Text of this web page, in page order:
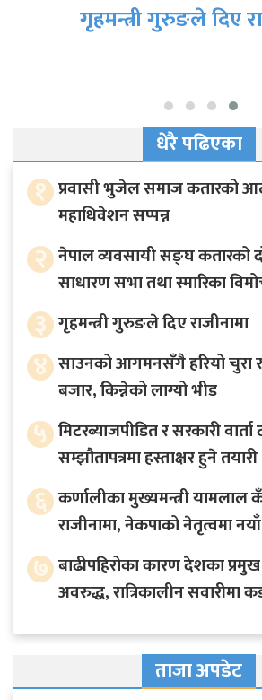
गृहमन्त्री गुरुङले दिए
धेरै पढिएका
१ प्रवासी भुजेल समाज कतारको
महाधिवेशन सप्पन्न
२ नेपाल व्यवसायी सङ्घ कतारको
साधारण सभा तथा स्मारिका
३ गृहमन्त्री गुरुङले दिए राजीनामा
४ साउनको आगमनसँगै हरियो चुरा
बजार, किन्नेको लाग्यो भीड
५ मिटरब्याजपीडित र सरकारी
सम्झौतापत्रमा हस्ताक्षर हुने तयारी
६ कर्णालीका मुख्यमन्त्री यामलाल
राजीनामा, नेकपाको नेतृत्वमा
७ बाढीपहिरोका कारण देशका
अवरुद्ध, रात्रिकालीन सवारीमा
ताजा अपडेट